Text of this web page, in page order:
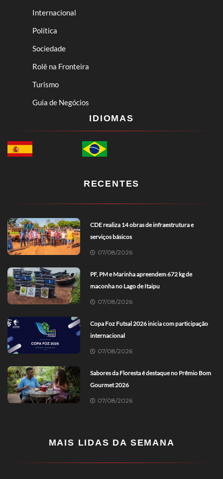
Internacional
Política
Sociedade
Rolê na Fronteira
Turismo
Guia de Negócios
IDIOMAS
RECENTES
CDE realiza 14 obras de infraestrutura e
serviços básicos
07/08/2026
PF, PM e Marinha apreendem 672 kg de
maconha no Lago de Itaipu
07/08/2026
Copa Foz Futsal 2026 inicia com participação
internacional
07/08/2026
Sabores da Floresta é destaque no Prêmio Bom
Gourmet 2026
07/08/2026
MAIS LIDAS DA SEMANA